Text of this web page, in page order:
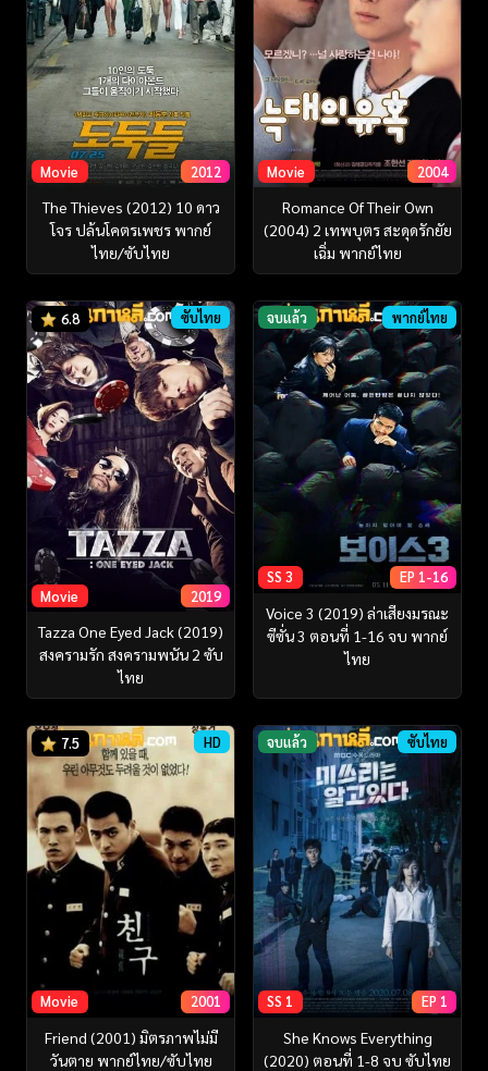
Movie 2012
The Thieves (2012) 10 ดาว
โจร ปล้นโคตรเพชร พากย์
ไทย/ซับไทย
Movie 2004
Romance Of Their Own
(2004) 2 เทพบุตร สะดุดรักยัย
เฉิ่ม พากย์ไทย
6.8 ซับไทย
Movie 2019
Tazza One Eyed Jack (2019)
สงครามรัก สงครามพนัน 2 ซับ
ไทย
จบแล้ว พากย์ไทย
SS 3 EP 1-16
Voice 3 (2019) ล่าเสียงมรณะ
ซีซั่น 3 ตอนที่ 1-16 จบ พากย์
ไทย
7.5 HD
Movie 2001
Friend (2001) มิตรภาพไม่มี
วันตาย พากย์ไทย/ซับไทย
จบแล้ว ซับไทย
SS 1 EP 1
She Knows Everything
(2020) ตอนที่ 1-8 จบ ซับไทย